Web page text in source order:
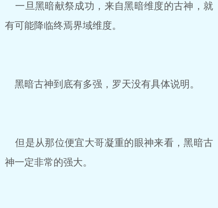
一旦黑暗献祭成功，来自黑暗维度的古神，就
有可能降临终焉界域维度。
黑暗古神到底有多强，罗天没有具体说明。
但是从那位便宜大哥凝重的眼神来看，黑暗古
神一定非常的强大。